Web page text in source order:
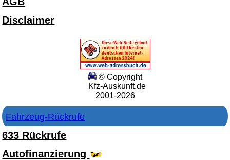
Disclaimer
© Copyright
Kfz-Auskunft.de
2001-2026
Fahrzeug-Rückrufe
633 Rückrufe
Autofinanzierung